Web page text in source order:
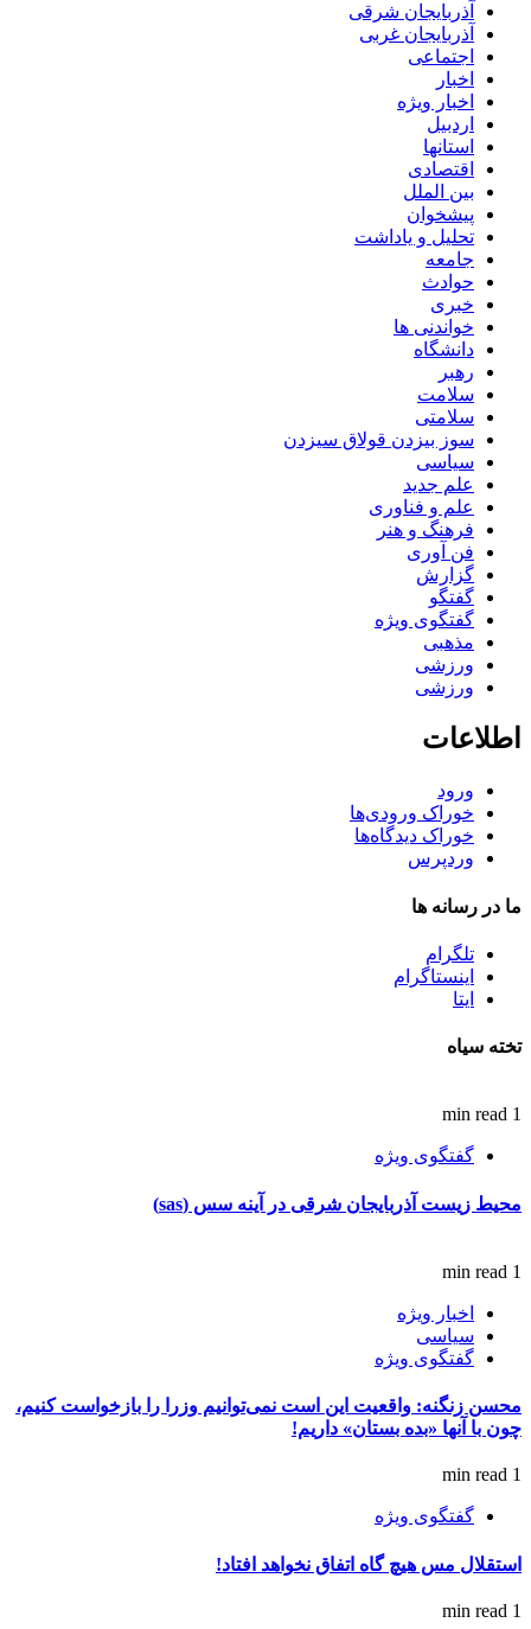
آذربایجان شرقی
آذربایجان غربی
اجتماعی
اخبار
اخبار ویژه
اردبیل
استانها
اقتصادی
بین الملل
پیشخوان
تحلیل و یاداشت
جامعه
حوادث
خبری
خواندنی ها
دانشگاه
رهبر
سلامت
سلامتی
سوز بیزدن قولاق سیزدن
سیاسی
علم جدید
علم و فناوری
فرهنگ و هنر
فن آوری
گزارش
گفتگو
گفتگوی ویژه
مذهبی
ورزشی
ورزشی
اطلاعات
ورود
خوراک ورودی‌ها
خوراک دیدگاه‌ها
وردپرس
ما در رسانه ها
تلگرام
اینستاگرام
ایتا
تخته سیاه
1 min read
گفتگوی ویژه
محیط زیست آذربایجان شرقی در آینه سس (sas)
1 min read
اخبار ویژه
سیاسی
گفتگوی ویژه
محسن زنگنه: واقعیت این است نمی‌توانیم وزرا را بازخواست کنیم،
چون با آنها «بده بستان» داریم!
1 min read
گفتگوی ویژه
استقلال مس هیچ گاه اتفاق نخواهد افتاد!
1 min read